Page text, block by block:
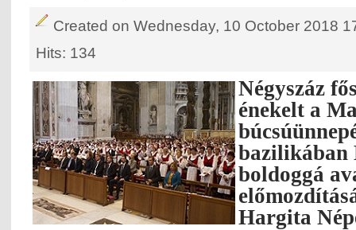
Created on Wednesday, 10 October 2018
Hits: 134
Négyszáz
énekelt a
bazilikában
boldoggá
Hargita